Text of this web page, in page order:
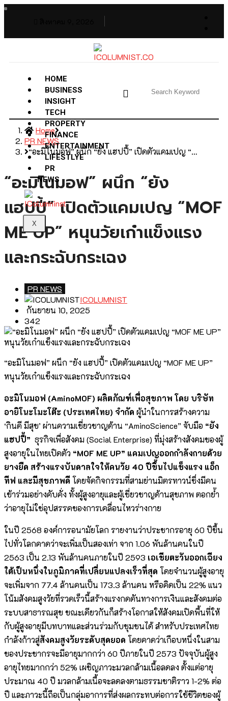
HOME
BUSINESS
INSIGHT
TECH
PROPERTY
FINANCE
ENTERTAINMENT
LIFESTLYE
PR
NEWS
X
Home
PR NEWS
“อะมิโนมอฟ” ผนึก “ยัง แฮปปี้” เปิดตัวแคมเปญ “…
“อะมิโนมอฟ” ผนึก “ยัง
แฮปปี้” เปิดตัวแคมเปญ “MOF
ME UP” หนุนวัยเก๋าแข็งแรง
และกระฉับกระเฉง
PR NEWS
ICOLUMNIST
กันยายน 10, 2025
342
“อะมิโนมอฟ” ผนึก “ยัง แฮปปี้” เปิดตัวแคมเปญ “MOF ME UP”
หนุนวัยเก๋าแข็งแรงและกระฉับกระเฉง
อะมิโนมอฟ (AminoMOF) ผลิตภัณฑ์เพื่อสุขภาพ โดย บริษัท
อายิโนะโมะโต๊ะ (ประเทศไทย) จำกัด ผู้นำในการสร้างความ
‘กินดี มีสุข’ ผ่านความเชี่ยวชาญด้าน “AminoScience” จับมือ “ยัง
แฮปปี้” ธุรกิจเพื่อสังคม (Social Enterprise) ที่มุ่งสร้างสังคมของผู้
สูงอายุในไทยเปิดตัว “MOF ME UP” แคมเปญออกกำลังกายด้วย
ยางยืด สร้างแรงบันดาลใจให้คนวัย 40 ปีขึ้นไปแข็งแรง แอ็ก
ทีฟ และมีสุขภาพดี โดยจัดกิจกรรมที่สามย่านมิตรทาวน์ซึ่งมีคน
เข้าร่วมอย่างคับคั่ง ทั้งผู้สูงอายุและผู้เชี่ยวชาญด้านสุขภาพ ตอกย้ำ
ว่าอายุไม่ใช่อุปสรรคของการเคลื่อนไหวร่างกาย
ในปี 2568 องค์การอนามัยโลก รายงานว่าประชากรอายุ 60 ปีขึ้น
ไปทั่วโลกคาดว่าจะเพิ่มเป็นสองเท่า จาก 1.06 พันล้านคนในปี
2563 เป็น 2.13 พันล้านคนภายในปี 2593 เอเชียตะวันออกเฉียง
ใต้เป็นหนึ่งในภูมิภาคที่เปลี่ยนแปลงเร็วที่สุด โดยจำนวนผู้สูงอายุ
จะเพิ่มจาก 77.4 ล้านคนเป็น 173.3 ล้านคน หรือคิดเป็น 22% แนว
โน้มสังคมสูงวัยที่รวดเร็วนี้สร้างแรงกดดันทางการเงินและสังคมต่อ
ระบบสาธารณสุข ขณะเดียวกันก็สร้างโอกาสให้สังคมเปิดพื้นที่ให้
กับผู้สูงอายุมีบทบาทและส่วนร่วมกับชุมชนได้ สำหรับประเทศไทย
กำลังก้าวสู่สังคมสูงวัยระดับสุดยอด โดยคาดว่าเกือบหนึ่งในสาม
ของประชากรจะมีอายุมากกว่า 60 ปีภายในปี 2573 ปัจจุบันผู้สูง
อายุไทยมากกว่า 52% เผชิญภาวะมวลกล้ามเนื้อลดลง ตั้งแต่อายุ
ประมาณ 40 ปี มวลกล้ามเนื้อจะลดลงตามธรรมชาติราว 1-2% ต่อ
ปี และภาวะนี้ถือเป็นกลุ่มอาการที่ส่งผลกระทบต่อการใช้ชีวิตของผู้